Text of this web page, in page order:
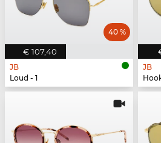
€ 107,40
40 %
JB
Loud - 1
JB